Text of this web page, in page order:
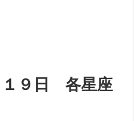
１９日 各星座